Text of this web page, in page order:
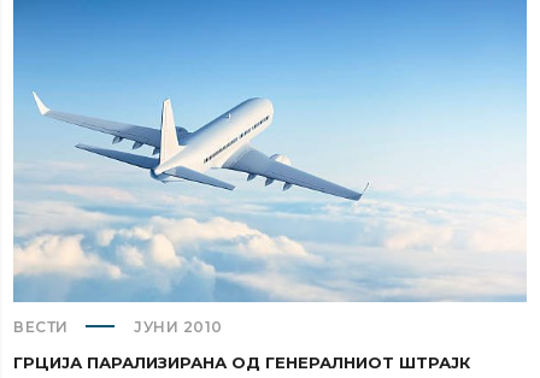
ВЕСТИ ЈУНИ 2010
ГРЦИЈА ПАРАЛИЗИРАНА ОД ГЕНЕРАЛНИОТ ШТРАЈК